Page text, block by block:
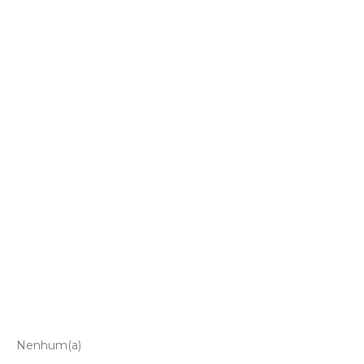
Nenhum(a)